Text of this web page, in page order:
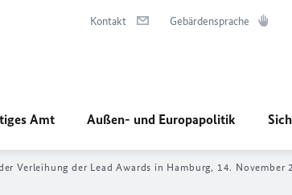
Kontakt Gebärdensprache
Amt Außen- und Europapolitik
Verleihung der Lead Awards in Hamburg, 14. November